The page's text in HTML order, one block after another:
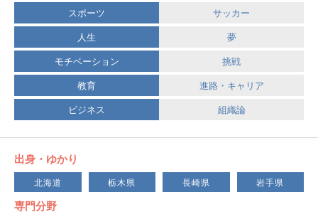
スポーツ
サッカー
人生
夢
モチベーション
挑戦
教育
進路・キャリア
ビジネス
組織論
出身・ゆかり
北海道 栃木県 長崎県 岩手県
専門分野